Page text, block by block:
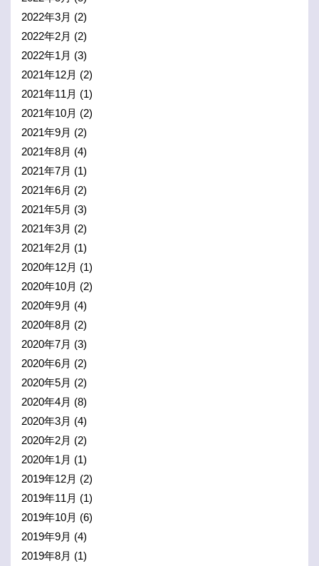
2022年3月 (2)
2022年2月 (2)
2022年1月 (3)
2021年12月 (2)
2021年11月 (1)
2021年10月 (2)
2021年9月 (2)
2021年8月 (4)
2021年7月 (1)
2021年6月 (2)
2021年5月 (3)
2021年3月 (2)
2021年2月 (1)
2020年12月 (1)
2020年10月 (2)
2020年9月 (4)
2020年8月 (2)
2020年7月 (3)
2020年6月 (2)
2020年5月 (2)
2020年4月 (8)
2020年3月 (4)
2020年2月 (2)
2020年1月 (1)
2019年12月 (2)
2019年11月 (1)
2019年10月 (6)
2019年9月 (4)
2019年8月 (1)